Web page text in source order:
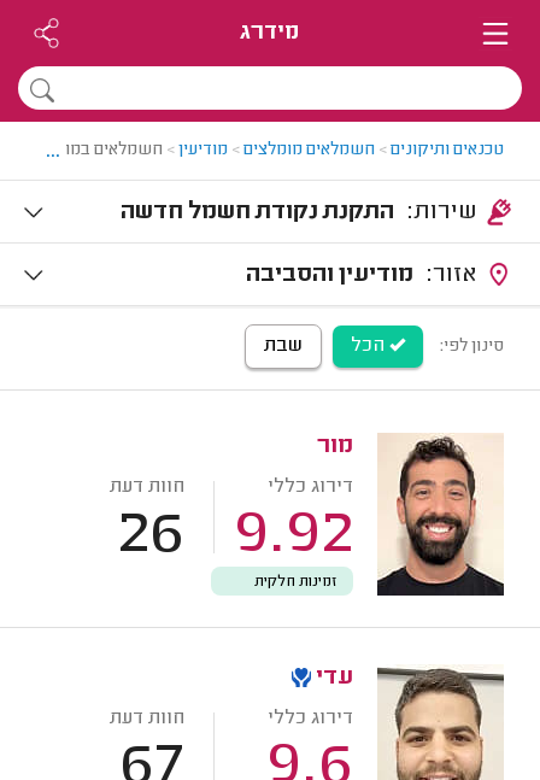
מידרג
טכנאים ותיקונים> חשמלאים מומלצים> מודיעין> חשמלאים במודיעין
...
התקנת נקודת חשמל חדשה
מודיעין והסביבה
סינון לפי: הכל שבת
מור
דירוג כללי
9.92
חוות דעת
26
זמינות חלקית
עדי
דירוג כללי חוות דעת